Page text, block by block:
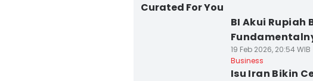
Curated For You
BI Akui Rupiah
19 Feb 2026, 20:54 WIB
Business
Isu Iran Bikin